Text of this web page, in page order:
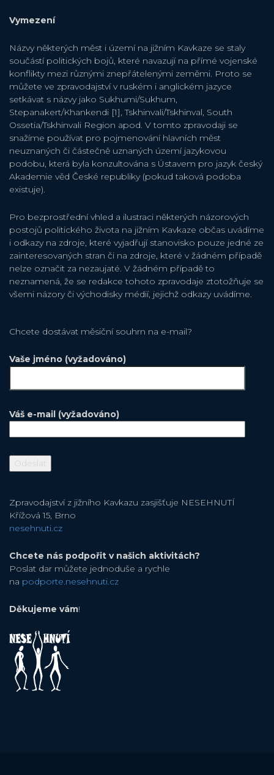
Vymezení
Názvy některých měst i území na jižním Kavkaze se staly
součástí politických bojů, které navazují na přímé vojenské
konflikty mezi různými znepřátelenými zeměmi. Proto se
můžete ve zpravodajství v ruském i anglickém jazyce
setkávat s názvy jako Sukhumi/Sukhum,
Stepanakert/Khankendi [1], Tskhinvali/Tskhinval, South
Ossetia/Tskhinvali Region apod. V tomto zpravodaji se
snažíme používat pro pojmenování hlavních měst
neuznaných či částečně uznaných území jazykovou
podobu, která byla konzultována s Ústavem pro jazyk český
Akademie věd České republiky (pokud taková podoba
existuje).
Pro bezprostřední vhled a ilustraci některých názorových
postojů politického života na jižním Kavkaze občas uvádíme
i odkazy na zdroje, které vyjadřují stanovisko pouze jedné ze
zainteresovaných stran či na zdroje, které v žádném případě
nelze označit za nezaujaté. V žádném případě to
neznamená, že se redakce tohoto zpravodaje ztotožňuje se
všemi názory či východisky médií, jejichž odkazy uvádíme.
Chcete dostávat měsiční souhrn na e-mail?
Vaše jméno (vyžadováno)
Váš e-mail (vyžadováno)
Zpravodajství z jižního Kavkazu zasjišťuje NESEHNUTÍ
Křížová 15, Brno
nesehnuti.cz
Chcete nás podpořit v našich aktivitách?
Poslat dar můžete jednoduše a rychle
na podporte.nesehnuti.cz
Děkujeme vám!